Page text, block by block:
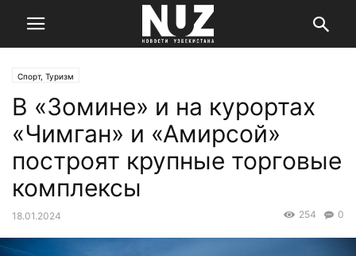
Спорт, Туризм
В «Зомине» и на курортах
«Чимган» и «Амирсой»
построят крупные торговые
комплексы
18.01.2024 0
254